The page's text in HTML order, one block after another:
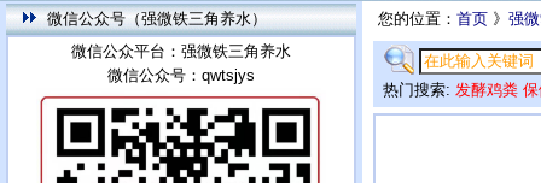
微信公众号（强微铁三角养水）
微信公众平台：强微铁三角养水
微信公众号：qwtsjys
您的位置： 首页 》 强
热门搜索: 发酵鸡粪